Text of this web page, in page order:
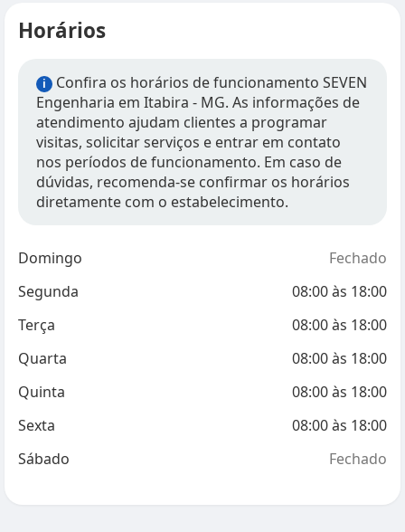
Horários
i
Confira os horários de funcionamento SEVEN
Engenharia em Itabira - MG. As informações de
atendimento ajudam clientes a programar
visitas, solicitar serviços e entrar em contato
nos períodos de funcionamento. Em caso de
dúvidas, recomenda-se confirmar os horários
diretamente com o estabelecimento.
Domingo
Fechado
Segunda
08:00às 18:00
Terça
08:00às 18:00
Quarta
08:00às 18:00
Quinta
08:00às 18:00
Sexta
08:00às 18:00
Sábado
Fechado